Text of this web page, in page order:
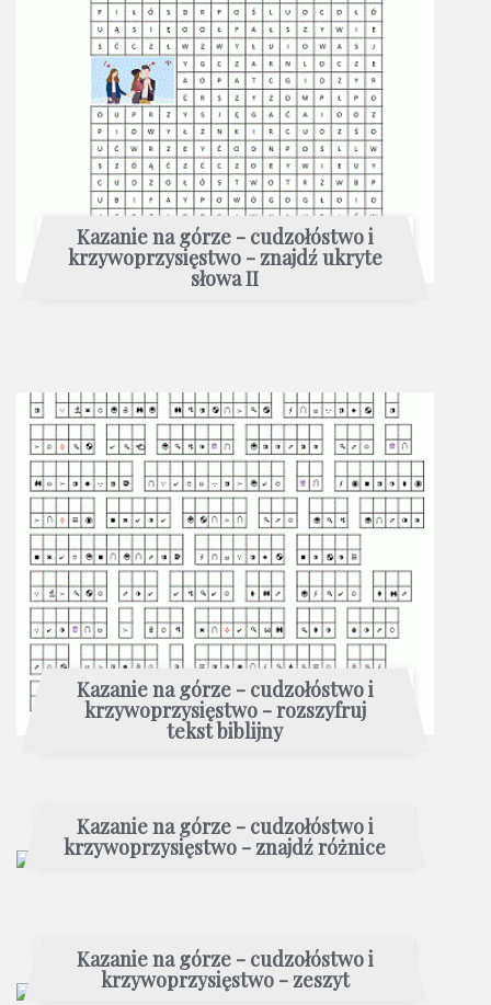
Kazanie na górze - cudzołóstwo i
krzywoprzysięstwo - znajdź ukryte
słowa II
Kazanie na górze - cudzołóstwo i
krzywoprzysięstwo - rozszyfruj
tekst biblijny
Kazanie na górze - cudzołóstwo i
krzywoprzysięstwo - znajdź różnice
Kazanie na górze - cudzołóstwo i
krzywoprzysięstwo - zeszyt